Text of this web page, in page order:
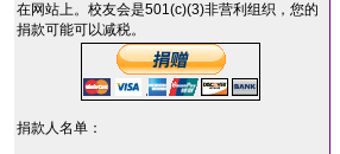
在网站上。校友会是501(c)(3)非营利组织，您的
捐款可能可以减税。
捐款人名单：